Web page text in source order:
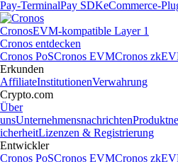
Pay-TerminalPay SDKeCommerce-
CronosEVM-kompatible Layer 1
Cronos entdecken
Cronos PoSCronos EVMCronos
Erkunden
AffiliateInstitutionenVerwahrung
Crypto.com
Über
unsUnternehmensnachrichten
icherheitLizenzen & Registrierung
Entwickler
Cronos PoSCronos EVMCronos